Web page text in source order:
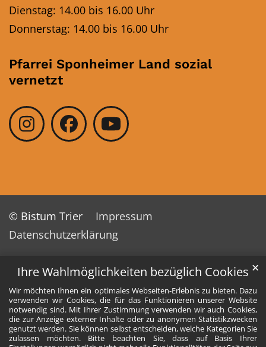
Ihre Wahlmöglichkeiten bezüglich Cookies
Wir möchten Ihnen ein optimales Webseiten-Erlebnis zu bieten. Dazu
verwenden wir Cookies, die für das Funktionieren unserer Website
notwendig sind. Mit Ihrer Zustimmung verwenden wir auch Cookies,
die zur Anzeige externer Inhalte oder zu anonymen Statistikzwecken
genutzt werden. Sie können selbst entscheiden, welche Kategorien Sie
zulassen möchten. Bitte beachten Sie, dass auf Basis Ihrer
✕
Dienstag: 14.00 bis 16.00 Uhr
Donnerstag: 14.00 bis 16.00 Uhr
Pfarrei Sponheimer Land sozial
vernetzt
© Bistum Trier
Impressum
Datenschutzerklärung